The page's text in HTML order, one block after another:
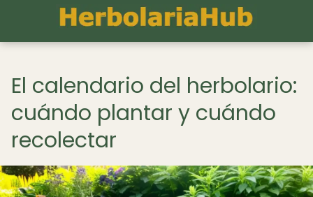
El calendario del herbolario:
cuándo plantar y cuándo
recolectar